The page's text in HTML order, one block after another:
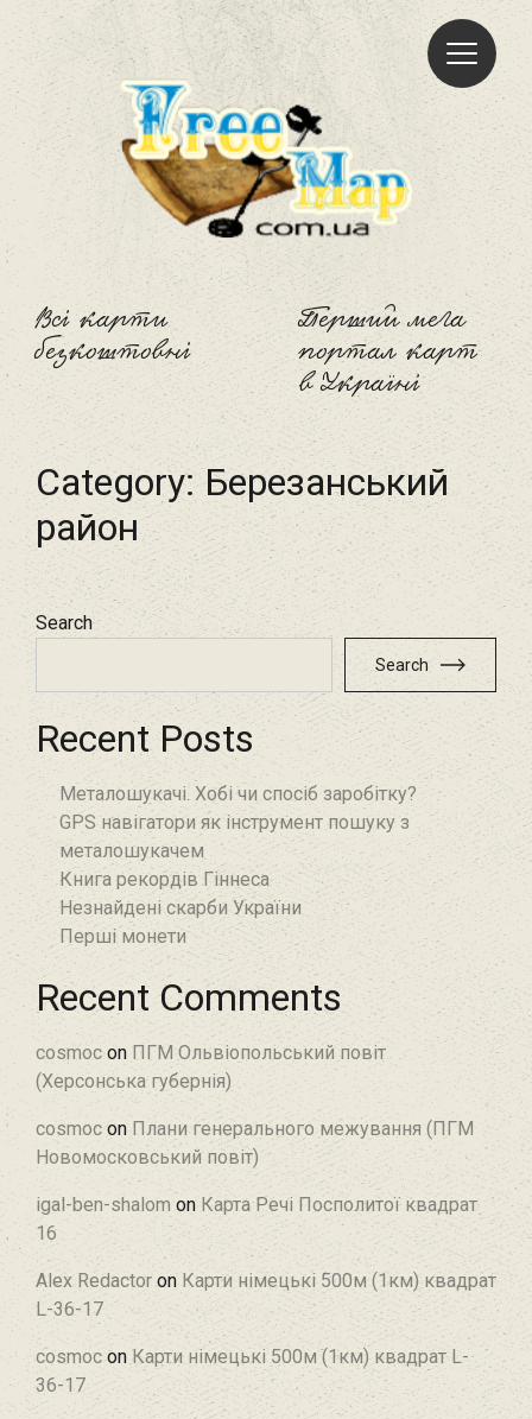
Всі карти
безкоштовні
Freemap
Перший мега
портал карт
в Україні
Category:Березанський
район‎
Search
Search
Recent Posts
Металошукачі. Хобі чи спосіб заробітку?
GPS навігатори як інструмент пошуку з
металошукачем
Книга рекордів Гіннеса
Незнайдені скарби України
Перші монети
Recent Comments
cosmoc on ПГМ Ольвіопольський повіт
(Херсонська губернія)
cosmoc on Плани генерального межування (ПГМ
Новомосковський повіт)
igal-ben-shalom on Карта Речі Посполитої квадрат
16
Alex Redactor on Карти німецькі 500м (1км) квадрат
L-36-17
cosmoc on Карти німецькі 500м (1км) квадрат L-
36-17